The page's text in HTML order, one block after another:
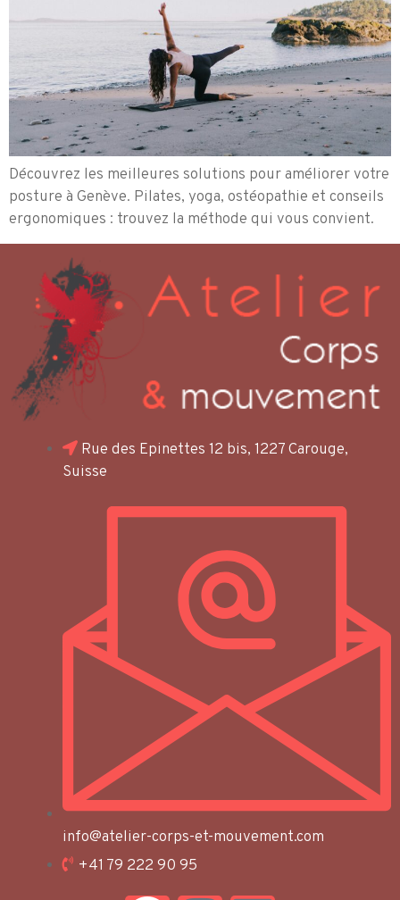
Découvrez les meilleures solutions pour améliorer votre
posture à Genève. Pilates, yoga, ostéopathie et conseils
ergonomiques : trouvez la méthode qui vous convient.
Rue des Epinettes 12 bis, 1227 Carouge,
Suisse
info@atelier-corps-et-mouvement.com
+41 79 222 90 95